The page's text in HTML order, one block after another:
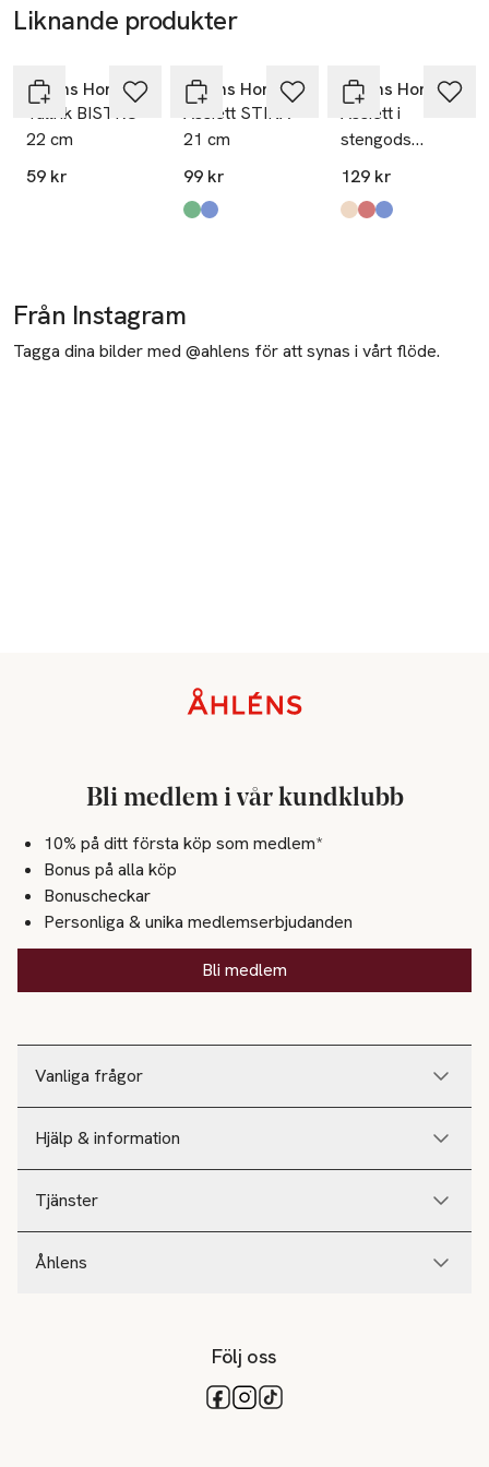
Liknande produkter
Åhléns Home
Tallrik BISTRO
22 cm
59 kr
Åhléns Home
Assiett STINA
21 cm
99 kr
Produkten finns i färgerna:
Green
Blue,
Åhléns Home
Assiett i
stengods
BEANI 18 cm
129 kr
Produkten finns i
Cream,
Burgundy
Lt Blue,
Från Instagram
Tagga dina bilder med @ahlens för att synas i vårt flöde.
Vanliga frågor
Hjälp & information
Tjänster
Åhlens
Bli medlem i vår kundklubb
10% på ditt första köp som medlem*
Bonus på alla köp
Bonuscheckar
Personliga & unika medlemserbjudanden
Bli medlem
Följ oss